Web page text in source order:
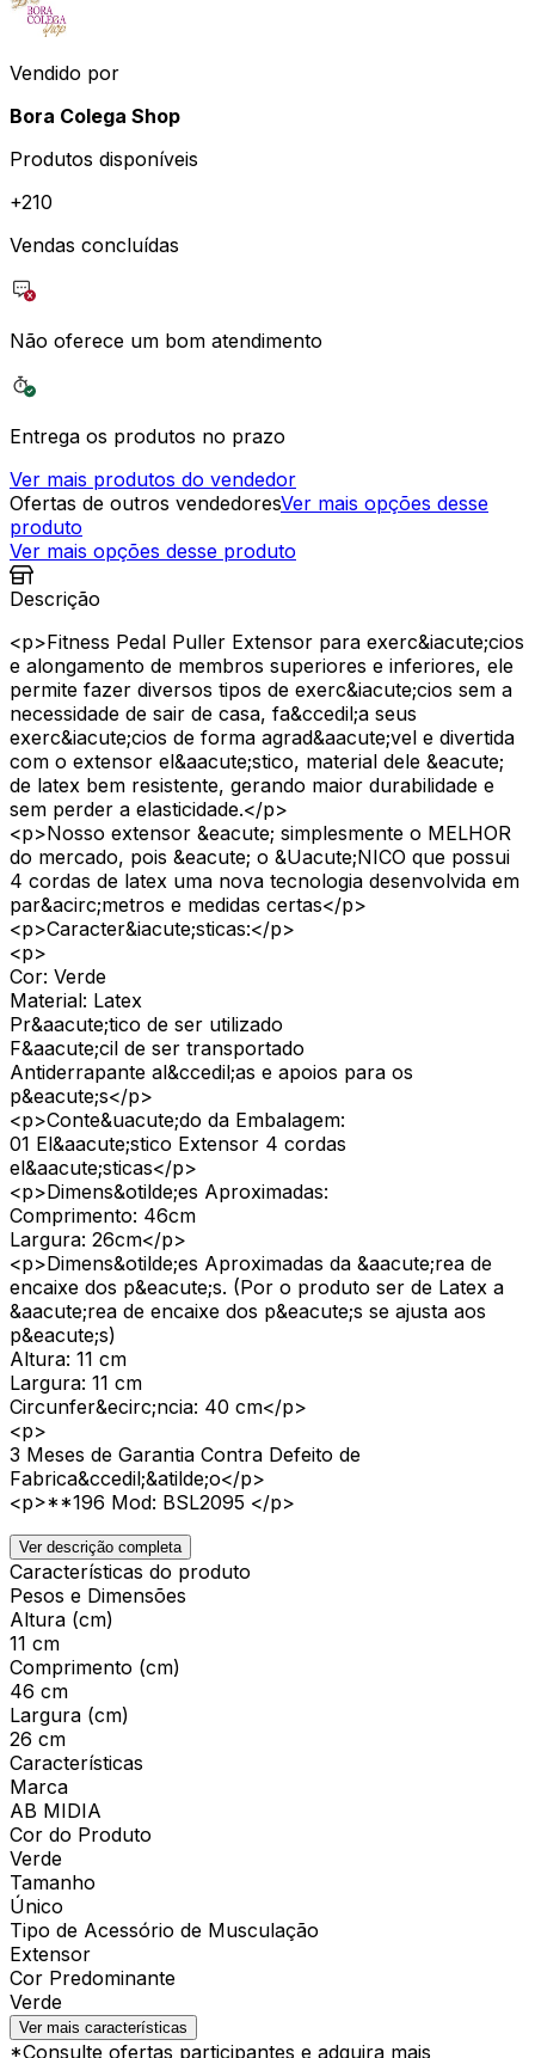
Vendido por
Bora Colega Shop
Produtos disponíveis
+210
Vendas concluídas
Não oferece um bom atendimento
Entrega os produtos no prazo
Ver mais produtos do vendedor
Ofertas de outros vendedoresVer mais opções desse
produto
Ver mais opções desse produto
Descrição
<p>Fitness Pedal Puller Extensor para exerc&iacute;cios
e alongamento de membros superiores e inferiores, ele
permite fazer diversos tipos de exerc&iacute;cios sem a
necessidade de sair de casa, fa&ccedil;a seus
exerc&iacute;cios de forma agrad&aacute;vel e divertida
com o extensor el&aacute;stico, material dele &eacute;
de latex bem resistente, gerando maior durabilidade e
sem perder a elasticidade.</p>
<p>Nosso extensor &eacute; simplesmente o MELHOR
do mercado, pois &eacute; o &Uacute;NICO que possui
4 cordas de latex uma nova tecnologia desenvolvida em
par&acirc;metros e medidas certas</p>
<p>Caracter&iacute;sticas:</p>
<p>
Cor: Verde
Material: Latex
Pr&aacute;tico de ser utilizado
F&aacute;cil de ser transportado
Antiderrapante al&ccedil;as e apoios para os
p&eacute;s</p>
<p>Conte&uacute;do da Embalagem:
01 El&aacute;stico Extensor 4 cordas
el&aacute;sticas</p>
<p>Dimens&otilde;es Aproximadas:
Comprimento: 46cm
Largura: 26cm</p>
<p>Dimens&otilde;es Aproximadas da &aacute;rea de
encaixe dos p&eacute;s. (Por o produto ser de Latex a
&aacute;rea de encaixe dos p&eacute;s se ajusta aos
p&eacute;s)
Altura: 11 cm
Largura: 11 cm
Circunfer&ecirc;ncia: 40 cm</p>
<p>
3 Meses de Garantia Contra Defeito de
Fabrica&ccedil;&atilde;o</p>
<p>**196 Mod: BSL2095 </p>
Ver descrição completa
Características do produto
Pesos e Dimensões
Altura (cm)
11 cm
Comprimento (cm)
46 cm
Largura (cm)
26 cm
Características
Marca
AB MIDIA
Cor do Produto
Verde
Tamanho
Único
Tipo de Acessório de Musculação
Extensor
Cor Predominante
Verde
Ver mais características
*Consulte ofertas participantes e adquira mais